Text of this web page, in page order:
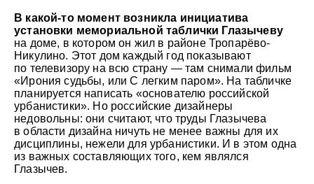
В какой-то момент возникла инициатива
установки мемориальной таблички Глазычеву
на доме, в котором он жил в районе Тропарёво-
Никулино. Этот дом каждый год показывают
по телевизору на всю страну — там снимали фильм
«Ирония судьбы, или С легким паром». На табличке
планируется написать «основателю российской
урбанистики». Но российские дизайнеры
недовольны: они считают, что труды Глазычева
в области дизайна ничуть не менее важны для их
дисциплины, нежели для урбанистики. И в этом одна
из важных составляющих того, кем являлся
Глазычев.